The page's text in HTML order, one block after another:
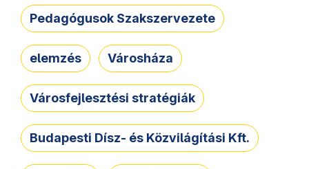
Pedagógusok Szakszervezete
elemzés Városháza
Városfejlesztési stratégiák
Budapesti Dísz- és Közvilágítási Kft.